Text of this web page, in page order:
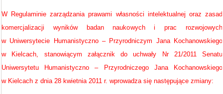
W Regulaminie zarządzania prawami własności intelektualnej oraz zasad
komercjalizacji wyników badan naukowych i prac rozwojowych
w Uniwersytecie Humanistyczno – Przyrodniczym Jana Kochanowskiego
w Kielcach, stanowiącym załącznik do uchwały Nr 21/2011 Senatu
Uniwersytetu Humanistyczno – Przyrodniczego Jana Kochanowskiego
w Kielcach z dnia 28 kwietnia 2011 r. wprowadza się następujące zmiany: